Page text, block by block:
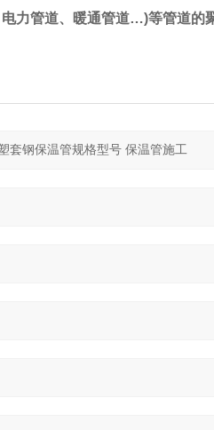
力管道、暖通管道…)等管道的